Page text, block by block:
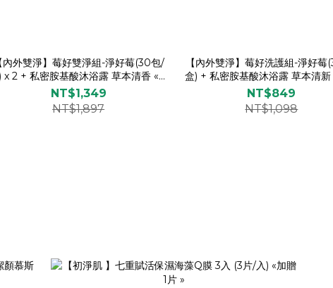
內外雙淨】莓好雙淨組-淨好莓(30包/
x 2 + 私密胺基酸沐浴露 草本清香 «贈
海藻Q膜/慕斯»
NT$1,349
NT$1,897
【內外雙淨】莓好洗護組-淨好
盒) + 私密胺基酸沐浴露 草本清新 «贈海
藻Q膜/慕斯»
NT$849
NT$1,098